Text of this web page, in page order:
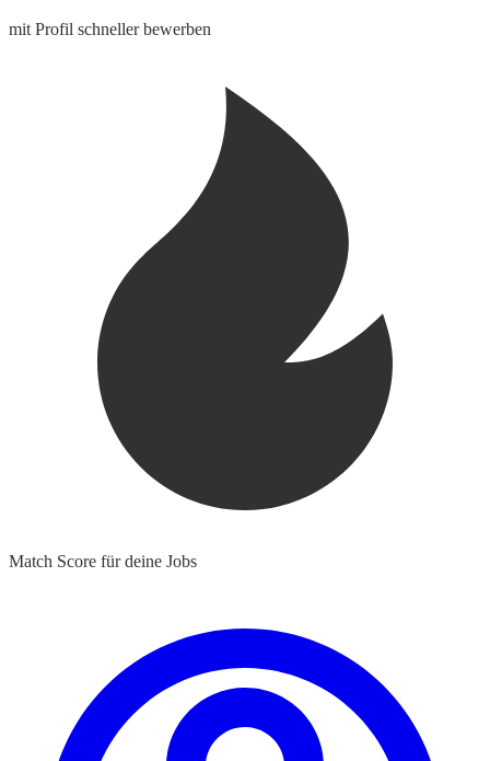
mit Profil schneller bewerben
Match Score für deine Jobs